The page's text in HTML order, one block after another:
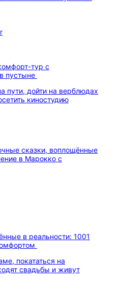
тур с
пустыне
пути, дойти на верблюдах
киностудию
в реальности: 1001
покататься на
свадьбы и живут